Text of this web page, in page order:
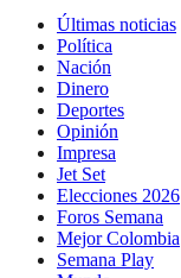
Últimas noticias
Política
Nación
Dinero
Deportes
Opinión
Impresa
Jet Set
Elecciones 2026
Foros Semana
Mejor Colombia
Semana Play